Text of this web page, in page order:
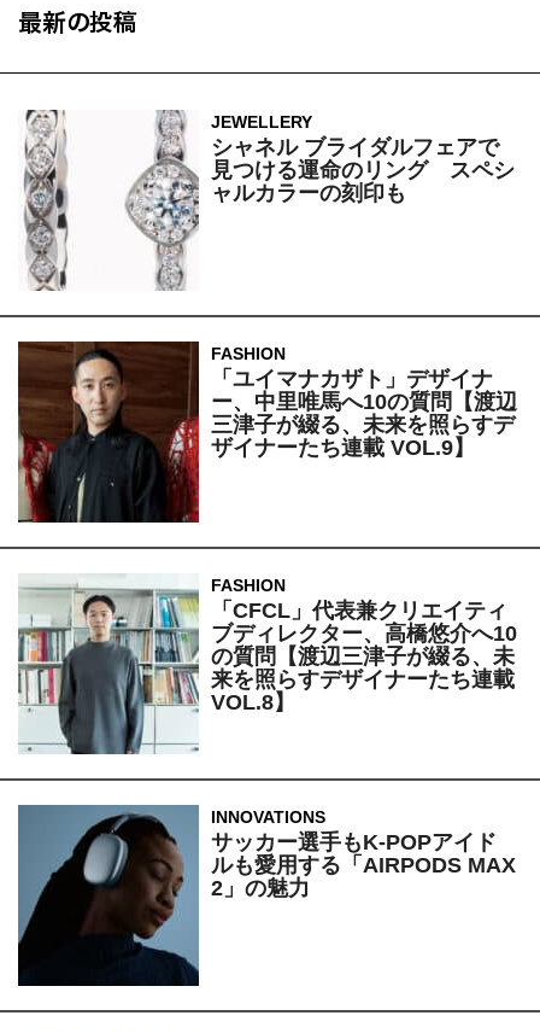
最新の投稿
JEWELLERY
シャネル ブライダルフェアで
見つける運命のリング スペシ
ャルカラーの刻印も
FASHION
「ユイマナカザト」デザイナ
ー、中里唯馬へ10の質問【渡辺
三津子が綴る、未来を照らすデ
ザイナーたち連載 VOL.9】
FASHION
「CFCL」代表兼クリエイティ
ブディレクター、高橋悠介へ10
の質問【渡辺三津子が綴る、未
来を照らすデザイナーたち連載
VOL.8】
INNOVATIONS
サッカー選手もK-POPアイド
ルも愛用する「AIRPODS MAX
2」の魅力